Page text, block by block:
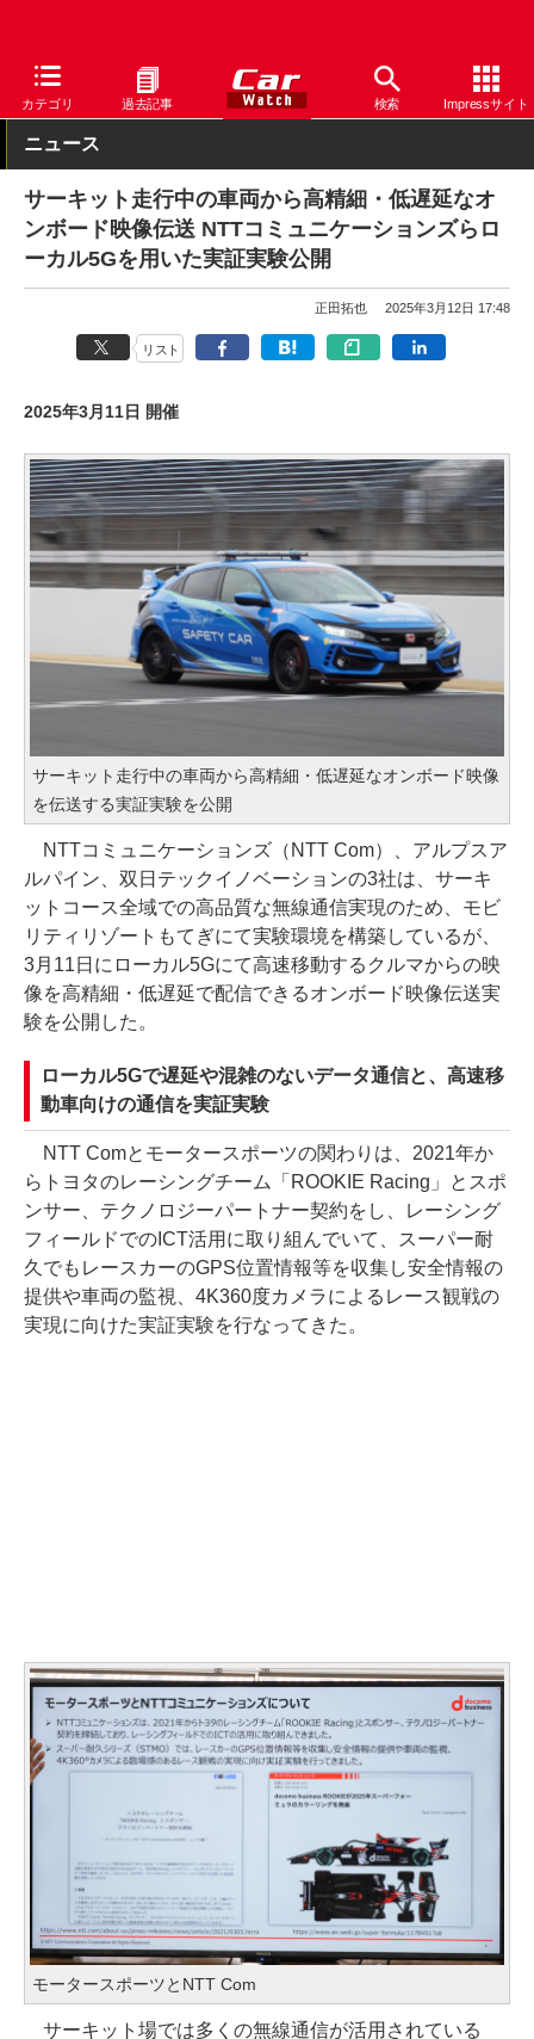
カテゴリ 過去記事 検索 Impressサイト
Car Watch モータースポーツ サーキット モビリティリゾート
ニュース
サーキット走行中の車両から高精細・低遅延なオ
ンボード映像伝送 NTTコミュニケーションズらロ
ーカル5Gを用いた実証実験公開
正田拓也 2025年3月12日 17:48
リスト
2025年3月11日 開催
サーキット走行中の車両から高精細・低遅延なオンボード映像
を伝送する実証実験を公開
NTTコミュニケーションズ（NTT Com）、アルプスア
ルパイン、双日テックイノベーションの3社は、サーキ
ットコース全域での高品質な無線通信実現のため、モビ
リティリゾートもてぎにて実験環境を構築しているが、
3月11日にローカル5Gにて高速移動するクルマからの映
像を高精細・低遅延で配信できるオンボード映像伝送実
験を公開した。
ローカル5Gで遅延や混雑のないデータ通信と、高速移
動車向けの通信を実証実験
NTT Comとモータースポーツの関わりは、2021年か
らトヨタのレーシングチーム「ROOKIE Racing」とスポ
ンサー、テクノロジーパートナー契約をし、レーシング
フィールドでのICT活用に取り組んでいて、スーパー耐
久でもレースカーのGPS位置情報等を収集し安全情報の
提供や車両の監視、4K360度カメラによるレース観戦の
実現に向けた実証実験を行なってきた。
モータースポーツとNTT Com
サーキット場では多くの無線通信が活用されている